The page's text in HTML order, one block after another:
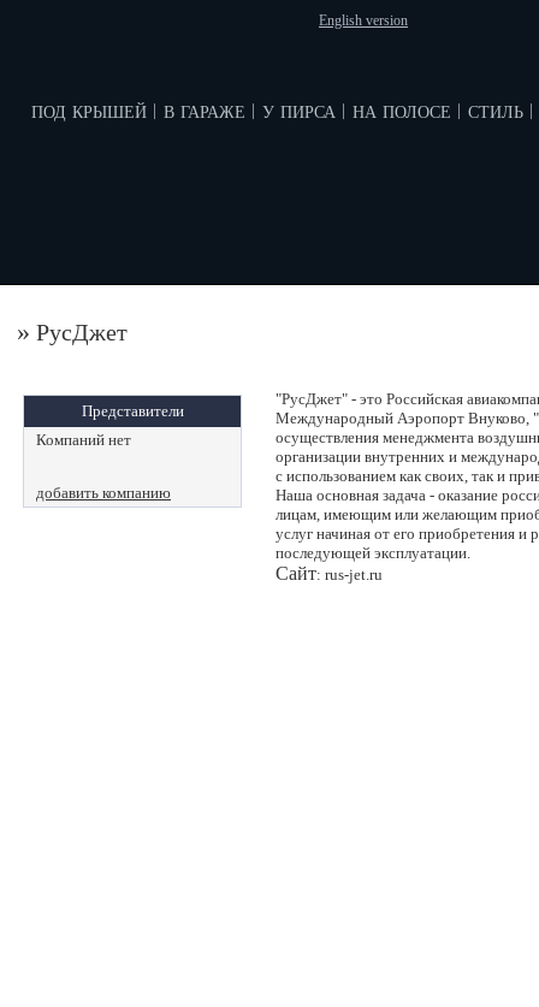
English version
под крышей в гараже у пирса на полосе стиль
» РусДжет
Представители
Компаний нет
добавить компанию
"РусДжет" - это Российская
Международный Аэропорт Внуково,
осуществления менеджмента
организации внутренних и
с использованием как своих, так и
Наша основная задача - оказание
лицам, имеющим или желающим
услуг начиная от его приобретения и
последующей эксплуатации.
Сайт: rus-jet.ru